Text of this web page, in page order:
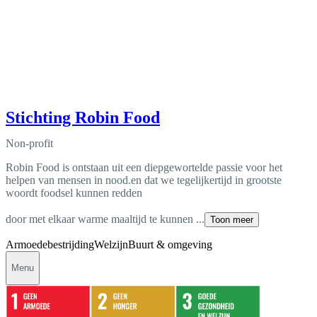
Stichting Robin Food
Non-profit
Robin Food is ontstaan uit een diepgewortelde passie voor het
helpen van mensen in nood.en dat we tegelijkertijd in grootste
woordt foodsel kunnen redden
door met elkaar warme maaltijd te kunnen ... Toon meer
ArmoedebestrijdingWelzijnBuurt & omgeving
Menu